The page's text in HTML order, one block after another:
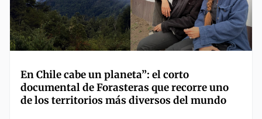
En Chile cabe un planeta”: el corto
documental de Forasteras que recorre uno
de los territorios más diversos del mundo